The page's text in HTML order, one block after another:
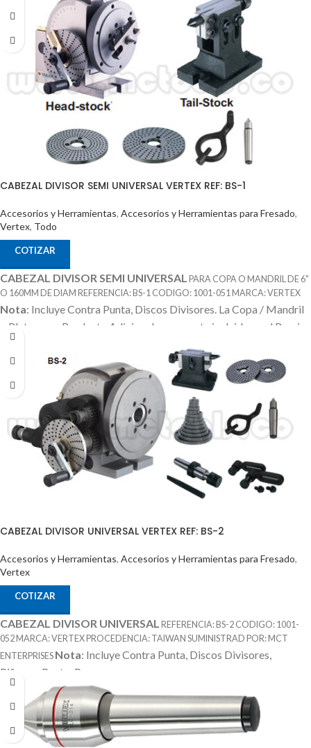
CABEZAL DIVISOR SEMI UNIVERSAL VERTEX REF: BS-1
Accesorios y Herramientas, Accesorios y Herramientas para Fresado,
Vertex, Todo
COTIZAR
CABEZAL DIVISOR SEMI UNIVERSAL PARA COPA O MANDRIL DE 6"
O 160MM DE DIAM REFERENCIA: BS-1 CODIGO: 1001-051 MARCA: VERTEX
Nota: Incluye Contra Punta, Discos Divisores. La Copa / Mandril
o Plato es un Producto Adicional que no esta incluido en el Precio
CABEZAL DIVISOR UNIVERSAL VERTEX REF: BS-2
Accesorios y Herramientas, Accesorios y Herramientas para Fresado,
Vertex
COTIZAR
CABEZAL DIVISOR UNIVERSAL REFERENCIA: BS-2 CODIGO: 1001-
052 MARCA: VERTEX PROCEDENCIA: TAIWAN SUMINISTRAD POR: MCT
ENTERPRISES Nota: Incluye Contra Punta, Discos Divisores,
Piñones, Punto, Perros